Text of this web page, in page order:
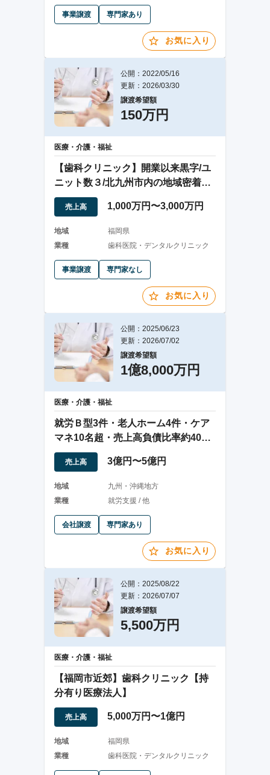
事業譲渡 専門家あり
お気に入り
公開：2022/05/16
更新：2026/03/30
譲渡希望額
150万円
医療・介護・福祉
【歯科クリニック】開業以来黒字/ユ
ニット数３/北九州市内の地域密着型
の企業
売上高 1,000万円〜3,000万円
地域
福岡県
業種
歯科医院・デンタルクリニック
事業譲渡 専門家なし
お気に入り
公開：2025/06/23
更新：2026/07/02
譲渡希望額
1億8,000万円
医療・介護・福祉
就労Ｂ型3件・老人ホーム4件・ケア
マネ10名超・売上高負債比率約40%
の会社譲渡
売上高 3億円〜5億円
地域
九州・沖縄地方
業種
就労支援 / 他
会社譲渡 専門家あり
お気に入り
公開：2025/08/22
更新：2026/07/07
譲渡希望額
5,500万円
医療・介護・福祉
【福岡市近郊】歯科クリニック【持
分有り医療法人】
売上高 5,000万円〜1億円
地域
福岡県
業種
歯科医院・デンタルクリニック